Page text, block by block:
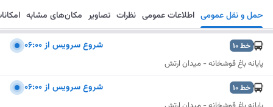
مسیریابی ذخیره ارسال حمل و نقل عمومی اطلاعات عمومی نظرات تصاویر مکان‌های مشابه
خط10 شروع سرویس از ۰۶:۰۰
پایانه باغ قوشخانه - میدان ارتش
خط10 شروع سرویس از ۰۶:۰۰